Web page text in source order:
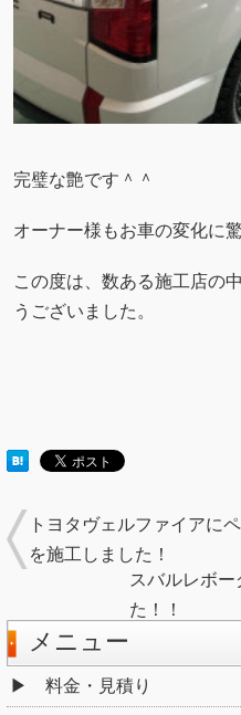
完璧な艶です＾＾
オーナー様もお車の変化に
この度は、数ある施工店の
うございました。
トヨタヴェルファイアに
を施工しました！
スバルレボ
た！！
メニュー
料金・見積り